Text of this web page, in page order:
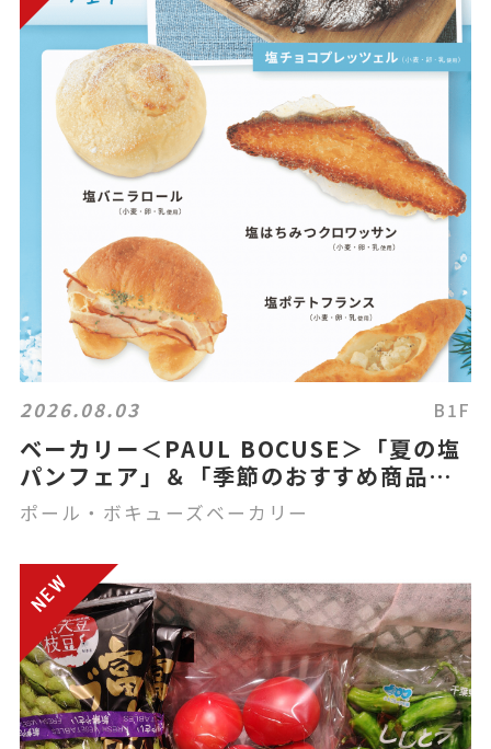
2026.08.03 B1F
ベーカリー＜PAUL BOCUSE＞「夏の塩
パンフェア」＆「季節のおすすめ商品」
のご紹介✨
ポール・ボキューズベーカリー